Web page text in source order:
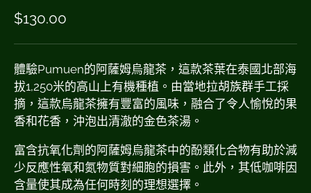
$130.00
體驗Pumuen的阿薩姆烏龍茶，這款茶葉在泰國北部海
拔1,250米的高山上有機種植。由當地拉胡族群手工採
摘，這款烏龍茶擁有豐富的風味，融合了令人愉悅的果
香和花香，沖泡出清澈的金色茶湯。
富含抗氧化劑的阿薩姆烏龍茶中的酚類化合物有助於減
少反應性氧和氮物質對細胞的損害。此外，其低咖啡因
含量使其成為任何時刻的理想選擇。